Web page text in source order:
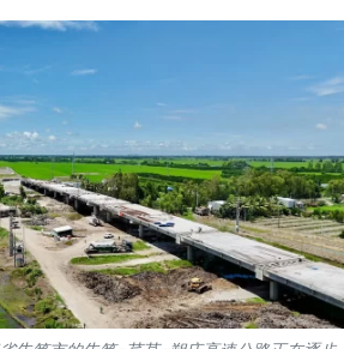
环保
体育
国际
旅游
友谊桥梁